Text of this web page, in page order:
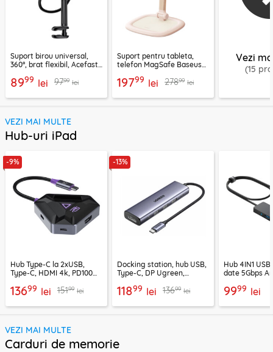
Suport birou universal,
360°, brat flexibil, Acefast
8999 lei 9799 lei
Suport pentru tableta,
telefon MagSafe Baseus
19799 lei 27899 lei
Vezi
(15
VEZI MAI MULTE
Hub-uri iPad
-9%
Hub Type-C la 2xUSB,
Type-C, HDMI 4k, PD100W,
13699 lei 15199 lei
-13%
Docking station, hub USB,
Type-C, DP Ugreen,
11899 lei 13699 lei
Hub 4IN1
date 5Gbps
9999 lei
VEZI MAI MULTE
Carduri de memorie